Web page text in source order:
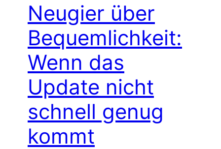
Neugier über
Bequemlichkeit:
Wenn das
Update nicht
schnell genug
kommt